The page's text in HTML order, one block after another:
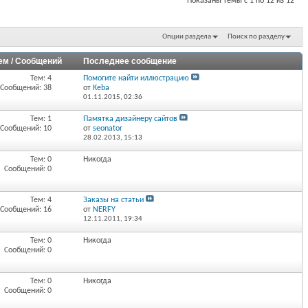
Опции раздела Поиск по разделу
/ Сообщений Последнее сообщение
Тем: 4
Сообщений: 38
Помогите найти иллюстрацию
от Keba
01.11.2015,02:36
Тем: 1
Сообщений: 10
Памятка дизайнеру сайтов
отseonator
28.02.2013, 15:13
Тем: 0
Сообщений: 0
Никогда
Тем: 4
Сообщений: 16
Заказы на статьи
от NERFY
12.11.2011, 19:34
Тем: 0
Сообщений: 0
Никогда
Тем: 0
Сообщений: 0
Никогда